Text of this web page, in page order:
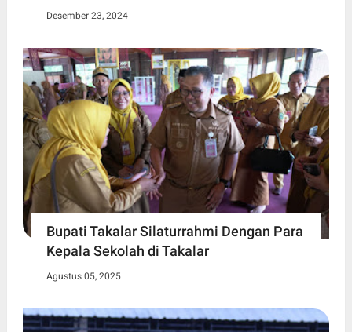
Desember 23, 2024
Bupati Takalar Silaturrahmi Dengan Para
Kepala Sekolah di Takalar
Agustus 05, 2025